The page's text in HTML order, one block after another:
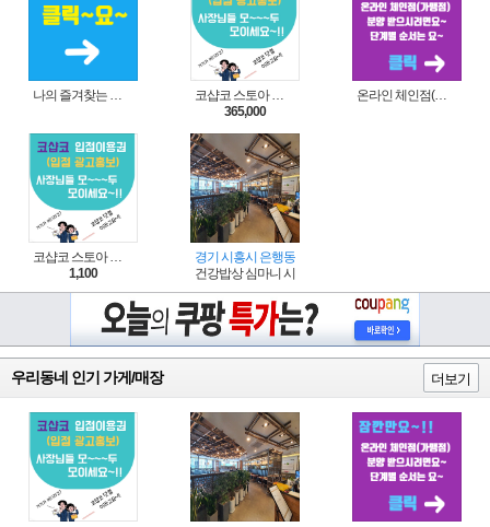
나의 즐겨찾는 상품 리스트로 편리하게 주문하세요~(쿠팡 다이나믹 배너)
코샵코 스토아 입점 1년 이용권
365,000
온라인 체인점(가맹점) 분양순서(필독)
코샵코 스토아 입점 1일 이용권
1,100
경기 시흥시 은행동
건강밥상 심마니 시흥은계점
우리동네 인기 가게/매장 더보기